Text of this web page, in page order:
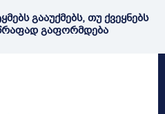
გააუქმებს, თუ ქვეყნებს
გაფორმდება